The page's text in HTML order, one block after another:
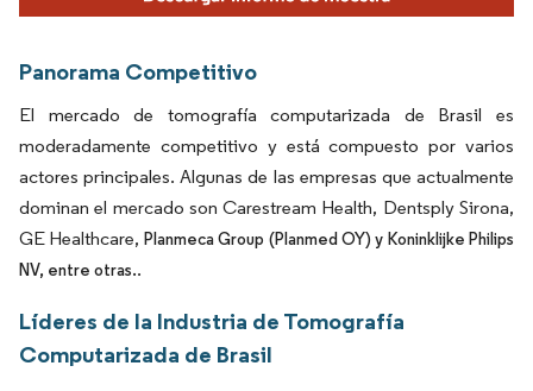
Panorama Competitivo
El mercado de tomografía computarizada de Brasil es
moderadamente competitivo y está compuesto por varios
actores principales. Algunas de las empresas que actualmente
dominan el mercado son Carestream Health, Dentsply Sirona,
GE Healthcare, Planmeca Group (Planmed OY) y Koninklijke Philips
NV, entre otras..
Líderes de la Industria de Tomografía
Computarizada de Brasil